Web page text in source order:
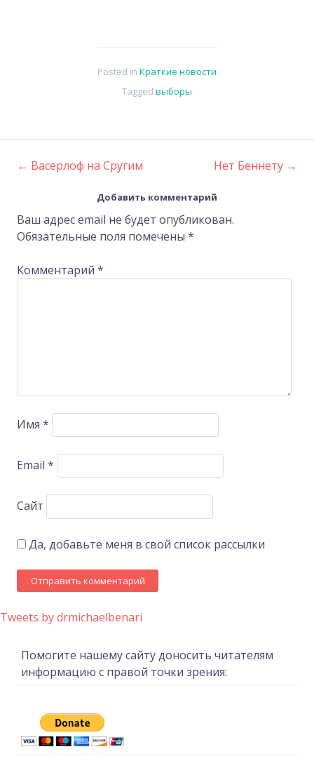
Posted in Краткие новости
Tagged выборы
Post
navigation
← Васерлоф на Сругим Нет Беннету →
Добавить комментарий
Ваш адрес email не будет опубликован.
Обязательные поля помечены *
Комментарий *
Имя *
Email *
Сайт
Да, добавьте меня в свой список рассылки
Tweets by drmichaelbenari
Помогите нашему сайту доносить читателям
информацию с правой точки зрения: